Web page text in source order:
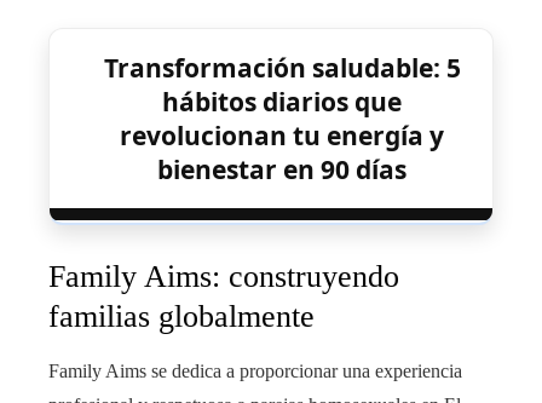
Transformación saludable: 5
hábitos diarios que
revolucionan tu energía y
bienestar en 90 días
Family Aims: construyendo
familias globalmente
Family Aims se dedica a proporcionar una experiencia